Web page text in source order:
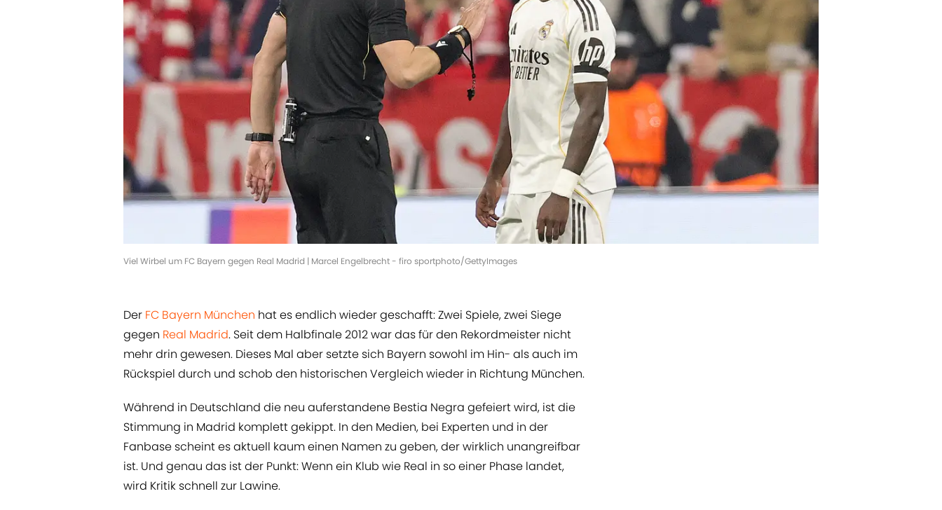
Viel Wirbel um FC Bayern gegen Real Madrid | Marcel Engelbrecht - firo sportphoto/GettyImages
Der FC Bayern München hat es endlich wieder geschafft: Zwei Spiele, zwei Siege
gegen Real Madrid. Seit dem Halbfinale 2012 war das für den Rekordmeister nicht
mehr drin gewesen. Dieses Mal aber setzte sich Bayern sowohl im Hin- als auch im
Rückspiel durch und schob den historischen Vergleich wieder in Richtung München.
Während in Deutschland die neu auferstandene Bestia Negra gefeiert wird, ist die
Stimmung in Madrid komplett gekippt. In den Medien, bei Experten und in der
Fanbase scheint es aktuell kaum einen Namen zu geben, der wirklich unangreifbar
ist. Und genau das ist der Punkt: Wenn ein Klub wie Real in so einer Phase landet,
wird Kritik schnell zur Lawine.